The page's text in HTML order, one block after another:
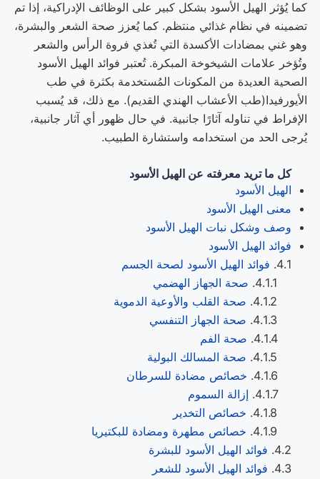
كما يُؤثر الهيل الأسود بشكل كبير على الوظائف الإدراكية، إذا تم
تضمينه في نظام غذائي منتظم. كما يُعزز صحة الشعر والبشرة،
وهو غني بمضادات الأكسدة التي تُغذي فروة الرأس والشعر
وتُؤخر علامات الشيخوخة المبكرة. تُعتبر فوائد الهيل الأسود
الصحية العديدة من المكونات المُستخدمة بكثرة في طب
الأيورفيدا(طب الأعشاب الهندي القديم). مع ذلك، قد يُسبب
الإفراط في تناوله آثارًا جانبية. في حال ظهور أي آثار جانبية،
يُرجى الحد من استخدامه واستشارة الطبيب.
كل ما تريد معرفته عن الهيل الأسود
الهيل الأسود
معنى الهيل الأسود
وصف وشكل نبات الهيل الأسود
فوائد الهيل الأسود
فوائد الهيل الأسود لصحة الجسم
صحة الجهاز الهضمي
صحة القلب والأوعية الدموية
صحة الجهاز التنفسي
صحة الفم
صحة المسالك البولية
خصائص مضادة للسرطان
إزالة السموم
خصائص التخدير
خصائص مطهرة ومضادة للبكتيريا
فوائد الهيل الأسود للبشرة
فوائد الهيل الأسود للشعر